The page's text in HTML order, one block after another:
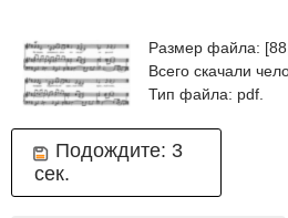
Размер файла:
Всего скачали
Тип файла: pdf.
Подождите: 3
сек.